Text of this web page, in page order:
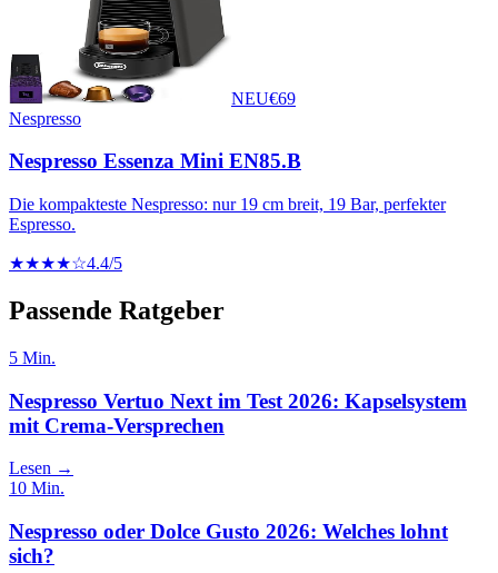
NEU€69
Nespresso
Nespresso Essenza Mini EN85.B
Die kompakteste Nespresso: nur 19 cm breit, 19 Bar, perfekter
Espresso.
★★★★☆4.4/5
Passende Ratgeber
5 Min.
Nespresso Vertuo Next im Test 2026: Kapselsystem
mit Crema-Versprechen
Lesen →
10 Min.
Nespresso oder Dolce Gusto 2026: Welches lohnt
sich?